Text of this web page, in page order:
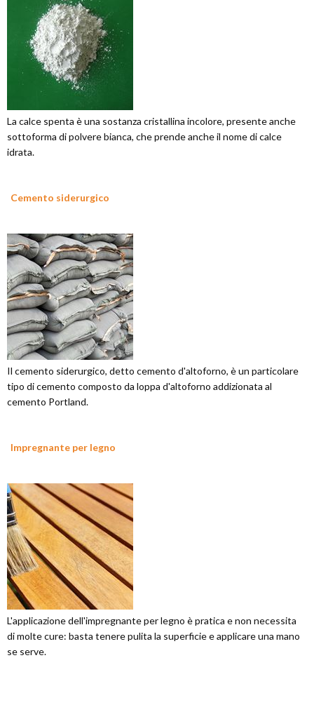
La calce spenta è una sostanza cristallina incolore, presente anche
sottoforma di polvere bianca, che prende anche il nome di calce
idrata.
Cemento siderurgico
Il cemento siderurgico, detto cemento d'altoforno, è un particolare
tipo di cemento composto da loppa d'altoforno addizionata al
cemento Portland.
Impregnante per legno
L'applicazione dell'impregnante per legno è pratica e non necessita
di molte cure: basta tenere pulita la superficie e applicare una mano
se serve.